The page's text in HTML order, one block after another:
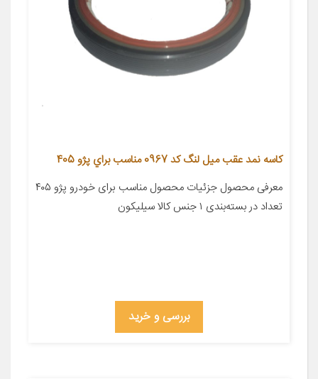
كاسه نمد عقب ميل لنگ كد 0967 مناسب براي پژو 405
معرفی محصول جزئیات محصول مناسب برای خودرو پژو ۴۰۵
تعداد در بسته‌بندی ۱ جنس کالا سيليكون
بررسی و خرید